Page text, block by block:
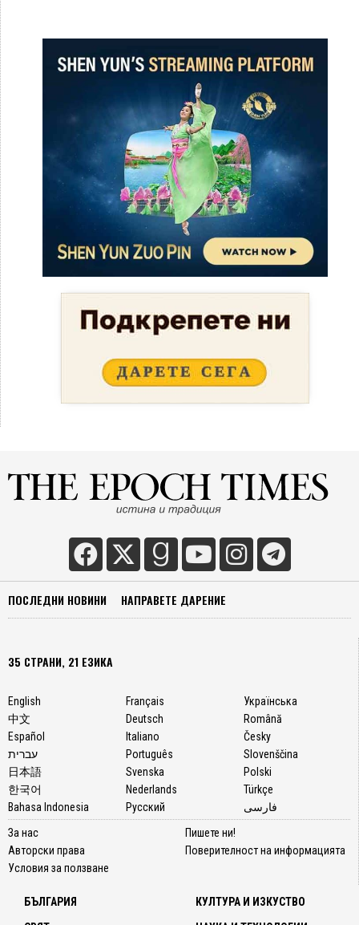
ПОСЛЕДНИ НОВИНИ НАПРАВЕТЕ ДАРЕНИЕ
35 СТРАНИ, 21 ЕЗИКА
English
中文
Español
עברית
日本語
한국어
Bahasa Indonesia
Français
Deutsch
Italiano
Português
Svenska
Nederlands
Русский
Українська
Română
Česky
Slovenščina
Polski
Türkçe
فارسی
За нас
Авторски права
Условия за ползване
Пишете ни!
Поверителност на информацията
БЪЛГАРИЯ
КУЛТУРА И ИЗКУСТВО